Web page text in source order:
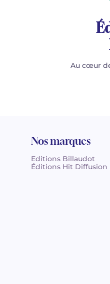
Au cœur
Nos marques
Editions Billaudot
Éditions Hit Diffusion